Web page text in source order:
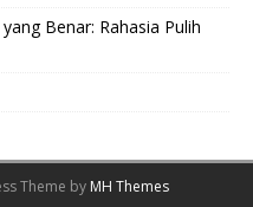
Benar: Rahasia Pulih
Theme by MH Themes